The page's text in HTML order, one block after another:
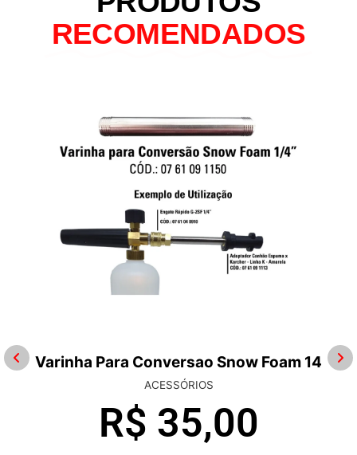
RECOMENDADOS
Varinha Para Conversao Snow Foam 14
ACESSÓRIOS
R$ 35,00